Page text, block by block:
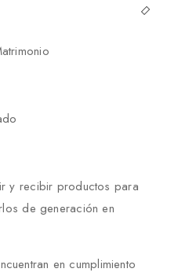
y recibir productos para
de generación en
en cumplimiento